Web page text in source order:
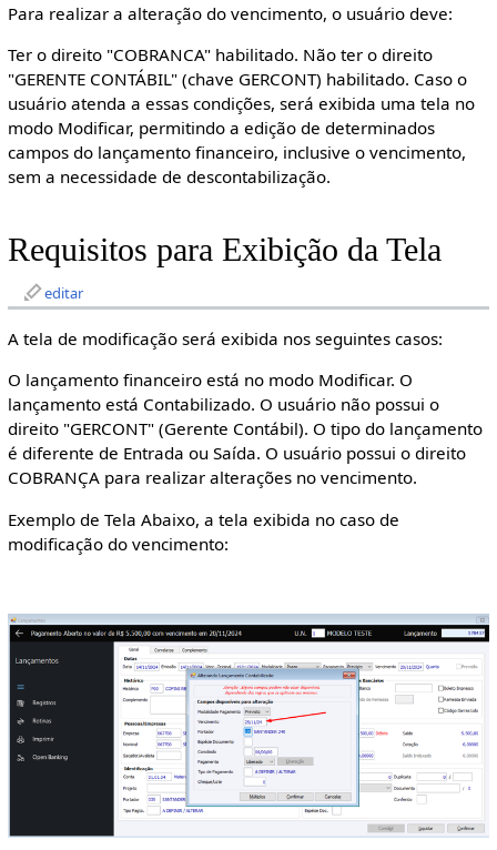
Para realizar a alteração do vencimento, o usuário deve:
Ter o direito "COBRANCA" habilitado. Não ter o direito
"GERENTE CONTÁBIL" (chave GERCONT) habilitado. Caso o
usuário atenda a essas condições, será exibida uma tela no
modo Modificar, permitindo a edição de determinados
campos do lançamento financeiro, inclusive o vencimento,
sem a necessidade de descontabilização.
Requisitos para Exibição da Tela
editar
A tela de modificação será exibida nos seguintes casos:
O lançamento financeiro está no modo Modificar. O
lançamento está Contabilizado. O usuário não possui o
direito "GERCONT" (Gerente Contábil). O tipo do lançamento
é diferente de Entrada ou Saída. O usuário possui o direito
COBRANÇA para realizar alterações no vencimento.
Exemplo de Tela Abaixo, a tela exibida no caso de
modificação do vencimento: